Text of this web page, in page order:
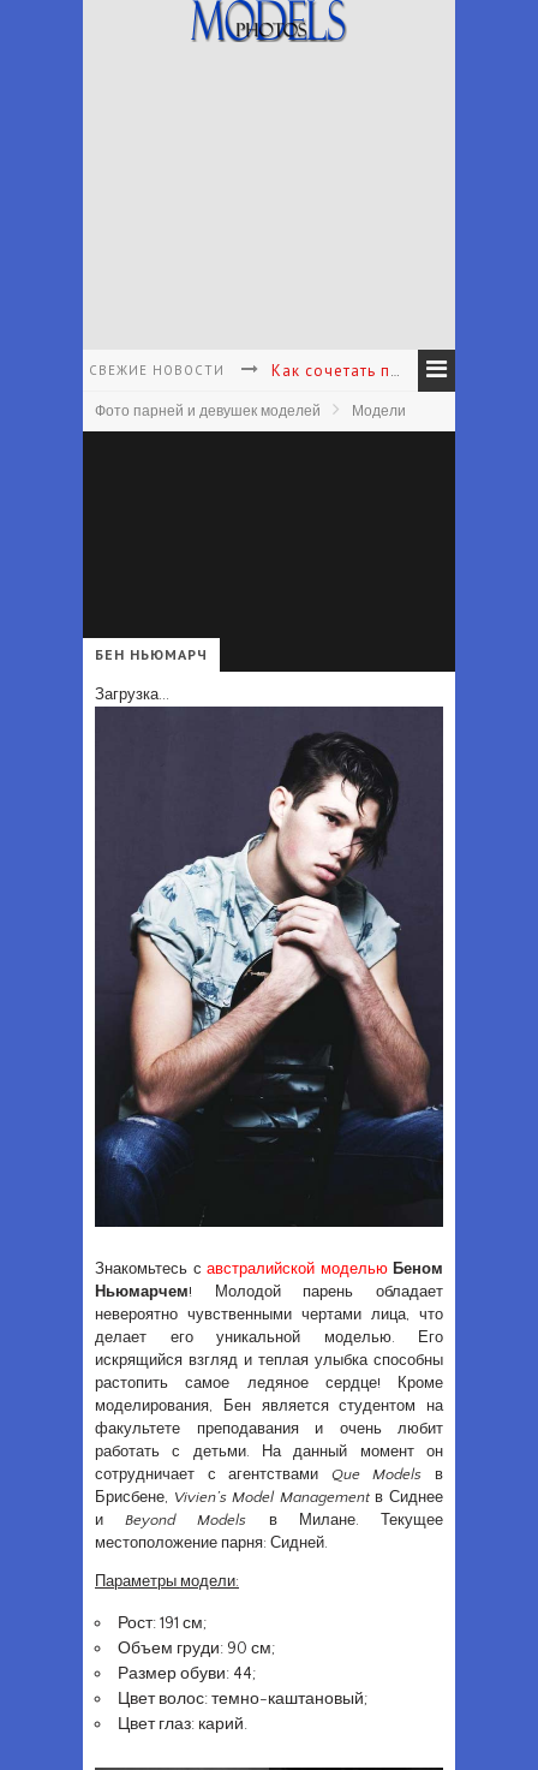
СВЕЖИЕ НОВОСТИ Как сочетать принты в одежде - Как подбирать и сочетать принты
Как подобрать аксессуары к наряду - Как подобрать аксессуары в соответствии с вашим личным стилем
Фото парней и девушек моделей Модели
БЕН НЬЮМАРЧ
Загрузка...
Знакомьтесь с австралийской моделью Беном
Ньюмарчем! Молодой парень обладает
невероятно чувственными чертами лица, что
делает его уникальной моделью. Его
искрящийся взгляд и теплая улыбка способны
растопить самое ледяное сердце! Кроме
моделирования, Бен является студентом на
факультете преподавания и очень любит
работать с детьми. На данный момент он
сотрудничает с агентствами Que Models в
Брисбене, Vivien’s Model Managementв Сиднее
иBeyond Models в Милане. Текущее
местоположение парня: Сидней.
Параметры модели:
Рост: 191 см;
Объем груди: 90 см;
Размер обуви: 44;
Цвет волос: темно-каштановый;
Цвет глаз: карий.